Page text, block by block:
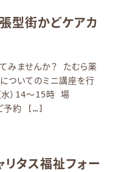
張型街かどケアカ
みませんか？ たむら薬
ついてのミニ講座を行
水）14～15時 場
予約 […]
リタス福祉フォー